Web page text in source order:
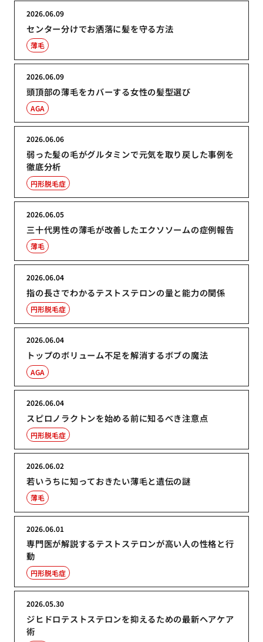
センター分けでお洒落に髪を守る方法
2026.06.09
薄毛
頭頂部の薄毛をカバーする女性の髪型選び
2026.06.09
AGA
弱った髪の毛がグルタミンで元気を取り戻した事例を
徹底分析
2026.06.06
円形脱毛症
三十代男性の薄毛が改善したエクソソームの症例報告
2026.06.05
薄毛
指の長さでわかるテストステロンの量と能力の関係
2026.06.04
円形脱毛症
トップのボリューム不足を解消するボブの魔法
2026.06.04
AGA
スピロノラクトンを始める前に知るべき注意点
2026.06.04
円形脱毛症
若いうちに知っておきたい薄毛と遺伝の謎
2026.06.02
薄毛
専門医が解説するテストステロンが高い人の性格と行
動
2026.06.01
円形脱毛症
ジヒドロテストステロンを抑えるための最新ヘアケア
術
2026.05.30